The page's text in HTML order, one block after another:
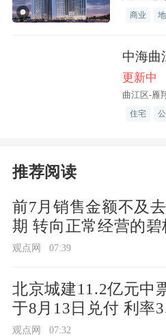
位于西安市航天
热销背后，是供
不完全统计，4月28日
为上半年的重要营销
造热度。
4月30日，在实
均未开放的前提下，
天地源云和锦上首次
平方米起。
商业
中海曲
更新中
曲江区-雁
住宅
推荐阅读
前7月销售金额不及
期 转向正常经营的碧
仍要面对难题
观点网 07:39
北京城建11.2亿元中
于8月13日兑付 利率
观点网 07:32